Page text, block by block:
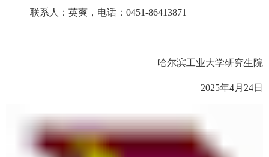
联系人：英爽，电话： 0451-86413871
哈尔滨工业大学研究生院
2025年4月 24日